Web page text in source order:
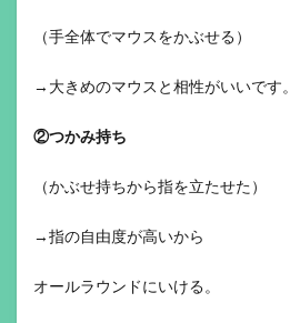
（手全体でマウスをかぶせる）
→大きめのマウスと相性がいいです。
②つかみ持ち
（かぶせ持ちから指を立たせた）
→指の自由度が高いから
オールラウンドにいける。